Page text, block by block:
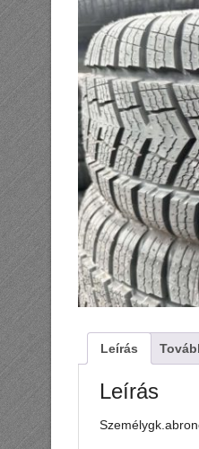
Leírás
Leírás